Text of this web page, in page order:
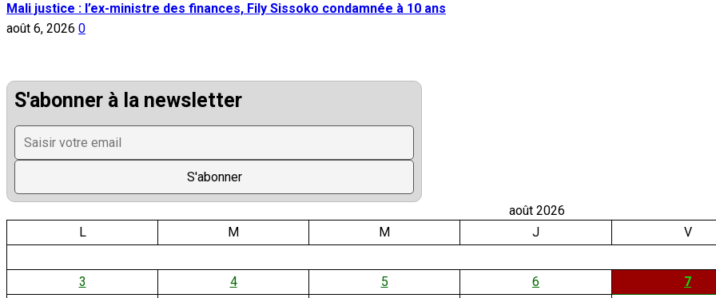
Mali justice : l’ex-ministre des finances, Fily Sissoko condamnée à 10 ans
août 6, 2026 0
S'abonner à la newsletter
août 2026
L
M M J V
3 4 5 6
7